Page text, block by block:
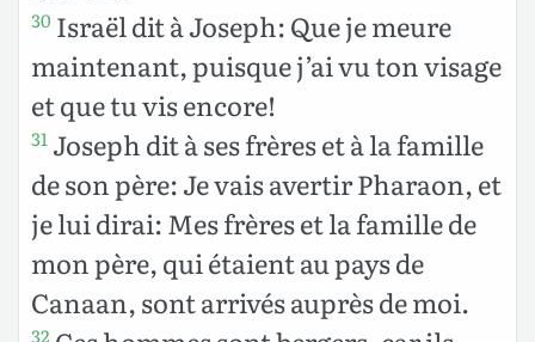
30 Israël dit à Joseph: Que je meure
maintenant, puisque j’ai vu ton visage
et que tu vis encore!
31 Joseph dit à ses frères et à la famille
de son père: Je vais avertir Pharaon, et
je lui dirai: Mes frères et la famille de
mon père, qui étaient au pays de
Canaan, sont arrivés auprès de moi.
32